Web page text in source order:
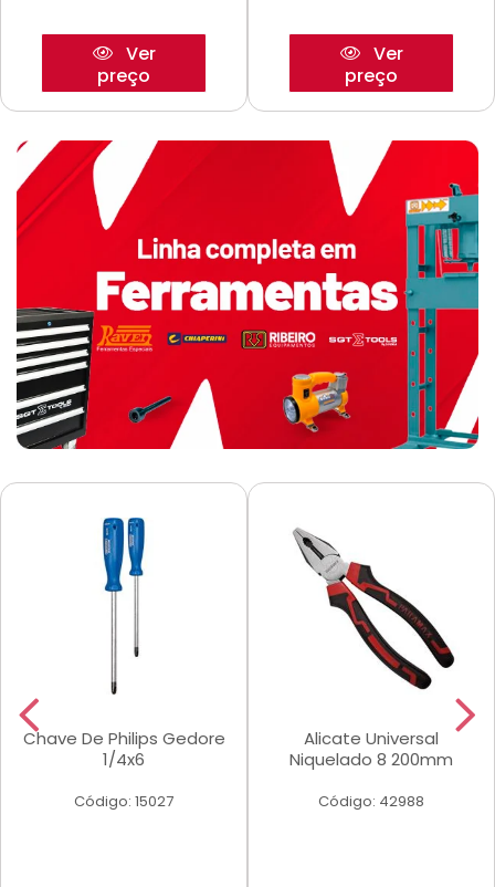
Ver
preço
Ver
preço
Chave De Philips Gedore
1/4x6
Código: 15027
Alicate Universal
Niquelado 8 200mm
Código: 42988